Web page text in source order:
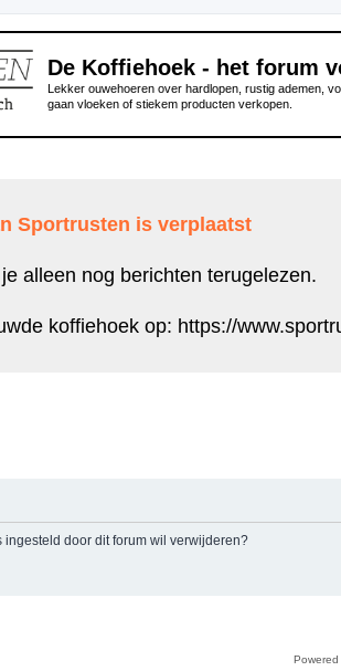
De Koffiehoek - het forum
Lekker ouwehoeren over hardlopen, rustig ademen,
gaan vloeken of stiekem producten verkopen.
Sportrusten is verplaatst
alleen nog berichten terugelezen.
koffiehoek op: https://
door dit forum wil verwijderen?
Powered